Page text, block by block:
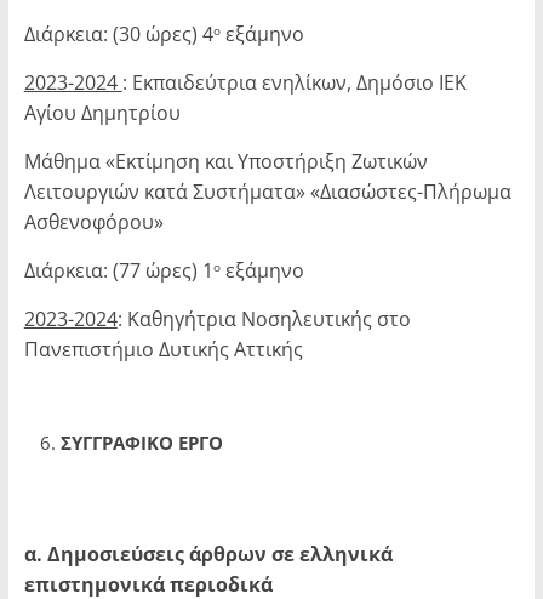
Διάρκεια: (30 ώρες) 4οεξάμηνο
2023-2024 : Εκπαιδεύτρια ενηλίκων, Δημόσιο ΙΕΚ
Αγίου Δημητρίου
Μάθημα «Εκτίμηση και Υποστήριξη Ζωτικών
Λειτουργιών κατά Συστήματα» «Διασώστες-Πλήρωμα
Ασθενοφόρου»
Διάρκεια: (77 ώρες) 1 οεξάμηνο
2023-2024: Καθηγήτρια Νοσηλευτικής στο
Πανεπιστήμιο Δυτικής Αττικής
ΣΥΓΓΡΑΦΙΚΟ ΕΡΓΟ
α. Δημοσιεύσεις άρθρων σε ελληνικά
επιστημονικά περιοδικά